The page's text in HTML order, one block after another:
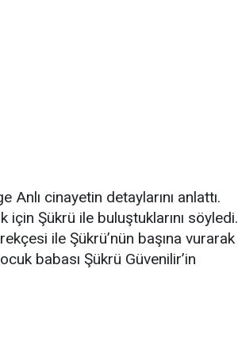
Anlı cinayetin detaylarını anlattı.
Şükrü ile buluştuklarını söyledi.
ile Şükrü’nün başına vurarak
babası Şükrü Güvenilir’in